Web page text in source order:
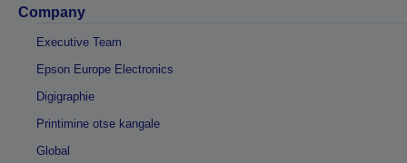
Company
Executive Team
Epson Europe Electronics
Digigraphie
Printimine otse kangale
Global